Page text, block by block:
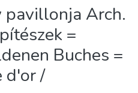
Arch.
=
Buches =
d'or /